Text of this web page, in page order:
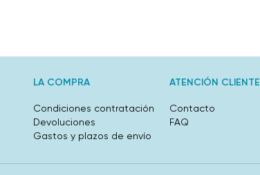
LA COMPRA
Condiciones contratación
Devoluciones
Gastos y plazos de envío
ATENCIÓN CLIENTE
Contacto
FAQ